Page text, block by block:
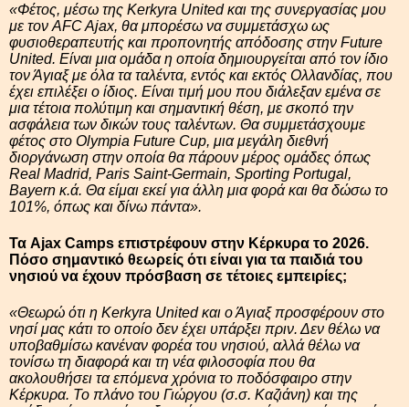
«Φέτος, μέσω της Kerkyra United και της συνεργασίας μου
με τον AFC Ajax, θα μπορέσω να συμμετάσχω ως
φυσιοθεραπευτής και προπονητής απόδοσης στην Future
United. Είναι μια ομάδα η οποία δημιουργείται από τον ίδιο
τον Άγιαξ με όλα τα ταλέντα, εντός και εκτός Ολλανδίας, που
έχει επιλέξει ο ίδιος. Είναι τιμή μου που διάλεξαν εμένα σε
μια τέτοια πολύτιμη και σημαντική θέση, με σκοπό την
ασφάλεια των δικών τους ταλέντων. Θα συμμετάσχουμε
φέτος στο Olympia Future Cup, μια μεγάλη διεθνή
διοργάνωση στην οποία θα πάρουν μέρος ομάδες όπως
Real Madrid, Paris Saint-Germain, Sporting Portugal,
Bayern κ.ά. Θα είμαι εκεί για άλλη μια φορά και θα δώσω το
101%, όπως και δίνω πάντα».
Τα Ajax Camps επιστρέφουν στην Κέρκυρα το 2026.
Πόσο σημαντικό θεωρείς ότι είναι για τα παιδιά του
νησιού να έχουν πρόσβαση σε τέτοιες εμπειρίες;
«Θεωρώ ότι η Kerkyra United και ο Άγιαξ προσφέρουν στο
νησί μας κάτι το οποίο δεν έχει υπάρξει πριν. Δεν θέλω να
υποβαθμίσω κανέναν φορέα του νησιού, αλλά θέλω να
τονίσω τη διαφορά και τη νέα φιλοσοφία που θα
ακολουθήσει τα επόμενα χρόνια το ποδόσφαιρο στην
Κέρκυρα. Το πλάνο του Γιώργου (σ.σ. Καζιάνη) και της